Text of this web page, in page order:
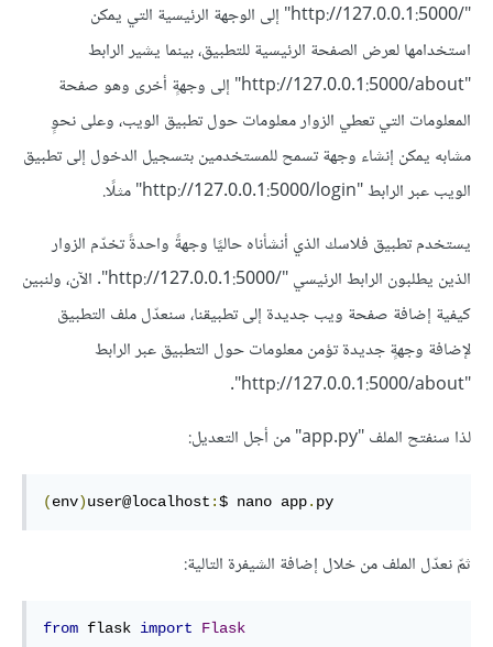
"/http://127.0.0.1:5000" إلى الوجهة الرئيسية التي يمكن
استخدامها لعرض الصفحة الرئيسية للتطبيق، بينما يشير الرابط
"http://127.0.0.1:5000/about" إلى وجهةٍ أخرى وهو صفحة
المعلومات التي تعطي الزوار معلومات حول تطبيق الويب، وعلى نحوٍ
مشابه يمكن إنشاء وجهة تسمح للمستخدمين بتسجيل الدخول إلى تطبيق
الويب عبر الرابط "http://127.0.0.1:5000/login" مثلًا.
يستخدم تطبيق فلاسك الذي أنشأناه حاليًا وجهةً واحدةً تخدّم الزوار
الذين يطلبون الرابط الرئيسي "/http://127.0.0.1:5000". الآن، ولنبين
كيفية إضافة صفحة ويب جديدة إلى تطبيقنا، سنعدّل ملف التطبيق
لإضافة وجهةٍ جديدة تؤمن معلومات حول التطبيق عبر الرابط
"http://127.0.0.1:5000/about".
لذا سنفتح الملف "app.py" من أجل التعديل:
(env)user@localhost :$ nano app. py
ثمّ نعدّل الملف من خلال إضافة الشيفرة التالية:
from flask import Flask